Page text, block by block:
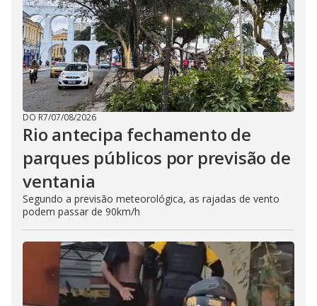
DO R7/07/08/2026
Rio antecipa fechamento de
parques públicos por previsão de
ventania
Segundo a previsão meteorológica, as rajadas de vento
podem passar de 90km/h